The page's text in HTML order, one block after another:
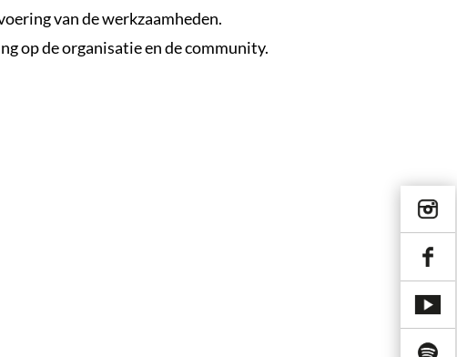
van de werkzaamheden.
op de organisatie en de community.